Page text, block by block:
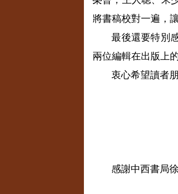
將書稿校對一遍，
最後還要特別
兩位編輯在出版上的
衷心希望讀者
感謝中西書局